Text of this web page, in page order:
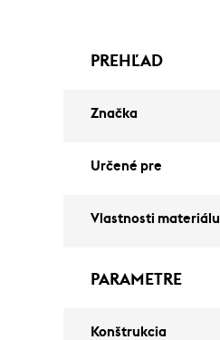
PREHĽAD
Značka
Určené pre
Vlastnosti materiálu
PARAMETRE
Konštrukcia